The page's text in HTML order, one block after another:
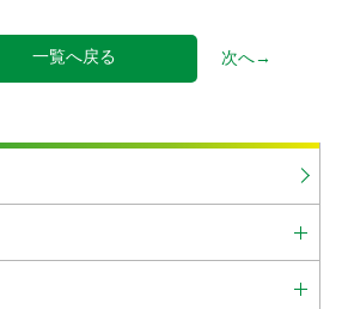
一覧へ戻る 次へ→